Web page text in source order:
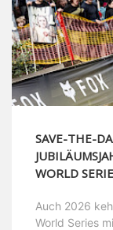
SAVE-THE-
WORLD
Auch 2026
World Series